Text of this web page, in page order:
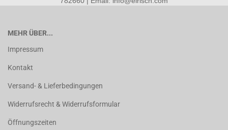
MEHR ÜBER...
Impressum
Kontakt
Versand- & Lieferbedingungen
Widerrufsrecht & Widerrufsformular
Öffnungszeiten